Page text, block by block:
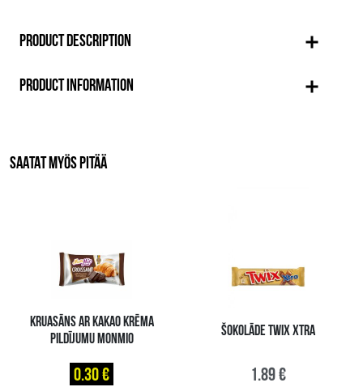
PRODUCT DESCRIPTION
PRODUCT INFORMATION
SAATAT MYÖS PITÄÄ
KRUASĀNS AR KAKAO KRĒMA
PILDĪJUMU MONMIO
0.30 €
ŠOKOLĀDE TWIX XTRA
1.89 €